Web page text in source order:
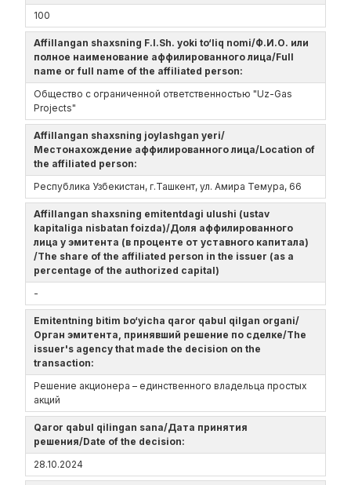
100
Affillangan shaxsning F.I.Sh. yoki to‘liq nomi/Ф.И.О. или
полное наименование аффилированного лица/Full
name or full name of the affiliated person:
Общество с ограниченной ответственностью "Uz-Gas
Projects"
Affillangan shaxsning joylashgan yeri/
Местонахождение аффилированного лица/Location of
the affiliated person:
Республика Узбекистан, г.Ташкент, ул. Амира Темура, 66
Affillangan shaxsning emitentdagi ulushi (ustav
kapitaliga nisbatan foizda)/Доля аффилированного
лица у эмитента (в проценте от уставного капитала)
/The share of the affiliated person in the issuer (as a
percentage of the authorized capital)
-
Emitentning bitim bo‘yicha qaror qabul qilgan organi/
Орган эмитента, принявший решение по сделке/The
issuer's agency that made the decision on the
transaction:
Решение акционера – единственного владельца простых
акций
Qaror qabul qilingan sana/Дата принятия
решения/Date of the decision:
28.10.2024